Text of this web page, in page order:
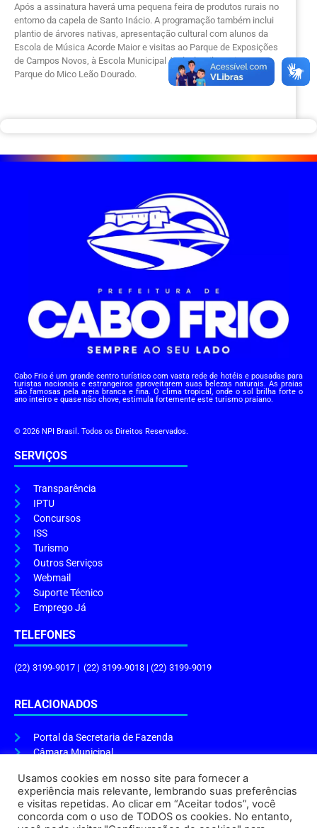
Após a assinatura haverá uma pequena feira de produtos rurais no
entorno da capela de Santo Inácio. A programação também inclui
plantio de árvores nativas, apresentação cultural com alunos da
Escola de Música Acorde Maior e visitas ao Parque de Exposições
de Campos Novos, à Escola Municipal Agrícola Nilo Batista e ao
Parque do Mico Leão Dourado.
Cabo Frio é um grande centro turístico com vasta rede de hotéis e pousadas para
turistas nacionais e estrangeiros aproveitarem suas belezas naturais. As praias
são famosas pela areia branca e fina. O clima tropical, onde o sol brilha forte o
ano inteiro e quase não chove, estimula fortemente este turismo praiano.
© 2026 NPI Brasil. Todos os Direitos Reservados.
SERVIÇOS
Transparência
IPTU
Concursos
ISS
Turismo
Outros Serviços
Webmail
Suporte Técnico
Emprego Já
TELEFONES
(22) 3199-9017 | (22) 3199-9018 | (22) 3199-9019
RELACIONADOS
Portal da Secretaria de Fazenda
Câmara Municipal
ENDEREÇO E HORÁRIO
Endereço:Praça Tiradentes, s/n – Centro, Cabo Frio – RJ, 28906-290
Usamos cookies em nosso site para fornecer a
experiência mais relevante, lembrando suas preferências
e visitas repetidas. Ao clicar em “Aceitar todos”, você
concorda com o uso de TODOS os cookies. No entanto,